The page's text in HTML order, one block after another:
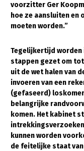
Natuur, klimaat
Bodem en water
Mens,
Sectoren
Dier
Biologische
Plant
voorzitter Ger
hoe ze aansluiten en
moeten worden.”
Tegelijkertijd worden
stappen gezet om
uit de wet halen van
invoeren van een
(gefaseerd)
belangrijke
komen. Het kabinet
kunnen worden
de feitelijke staat